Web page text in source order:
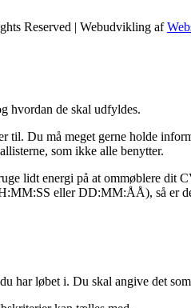
Reserved | Webudvikling af
hvordan de skal udfyldes.
til. Du må meget gerne holde
som ikke alle benytter.
lidt energi på at ommøblere
eller DD:MM:ÅÅ), så er
har løbet i. Du skal angive det